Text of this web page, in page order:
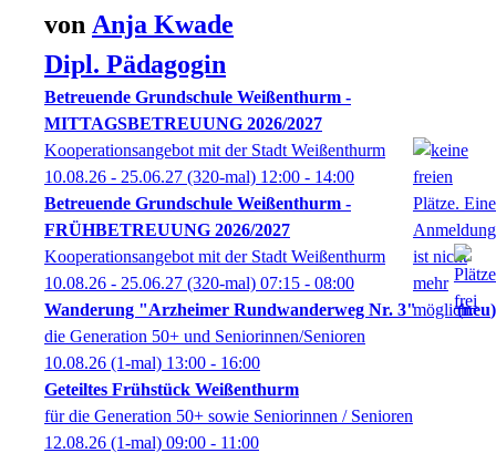
von Anja Kwade
Dipl. Pädagogin
Betreuende Grundschule Weißenthurm -
MITTAGSBETREUUNG 2026/2027
Kooperationsangebot mit der Stadt Weißenthurm
10.08.26 - 25.06.27 (320-mal) 12:00 - 14:00
Betreuende Grundschule Weißenthurm -
FRÜHBETREUUNG 2026/2027
Kooperationsangebot mit der Stadt Weißenthurm
10.08.26 - 25.06.27 (320-mal) 07:15 - 08:00
Wanderung "Arzheimer Rundwanderweg Nr. 3"
neu
die Generation 50+ und Seniorinnen/Senioren
10.08.26 (1-mal) 13:00 - 16:00
Geteiltes Frühstück Weißenthurm
für die Generation 50+ sowie Seniorinnen / Senioren
12.08.26 (1-mal) 09:00 - 11:00